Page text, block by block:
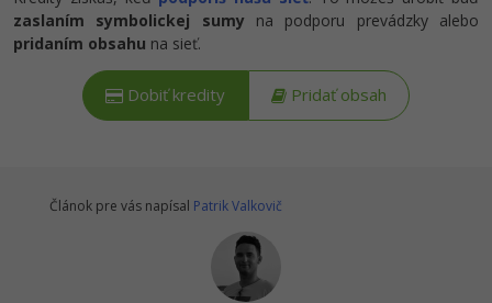
zaslaním symbolickej sumy na podporu prevádzky alebo
pridaním obsahu na sieť.
Dobiť kredity Pridať obsah
Článok pre vás napísal Patrik Valkovič